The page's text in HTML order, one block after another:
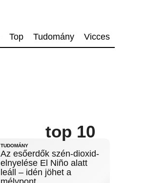
Top Tudomány Vicces
top 10
TUDOMÁNY
Az esőerdők szén-dioxid-
elnyelése El Niño alatt
leáll – idén jöhet a